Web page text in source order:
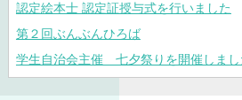
認定絵本士 認定証授与式を行いました
第２回ぶんぶんひろば
学生自治会主催 七夕祭りを開催しまし